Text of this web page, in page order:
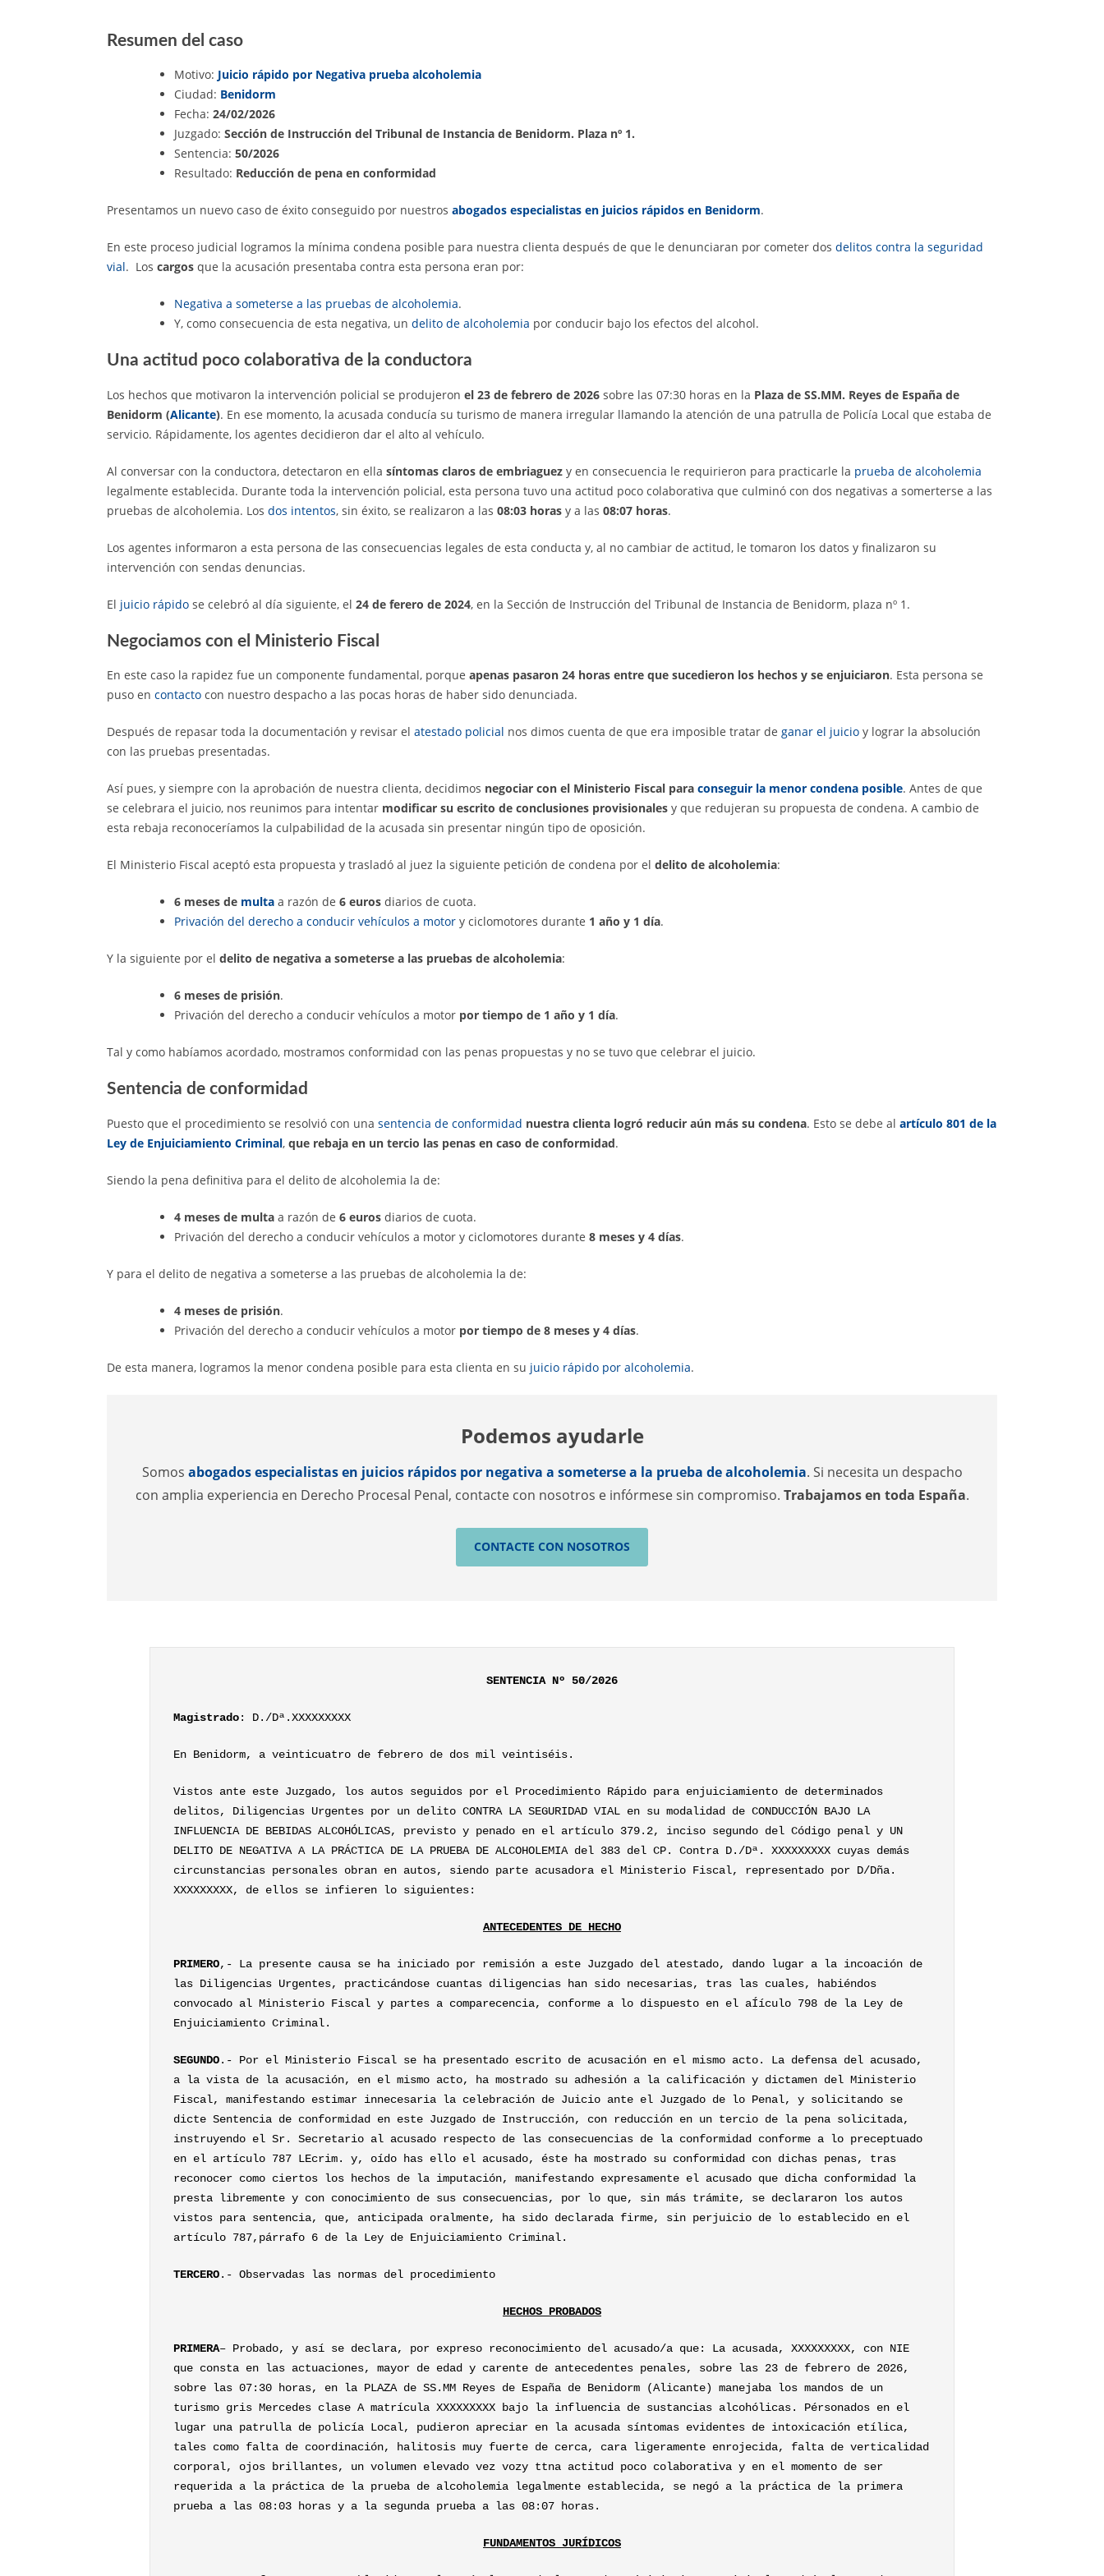
Resumen del caso
Motivo: Juicio rápido por Negativa prueba alcoholemia
Ciudad: Benidorm
Fecha: 24/02/2026
Juzgado: Sección de Instrucción del Tribunal de Instancia de Benidorm. Plaza nº 1.
Sentencia: 50/2026
Resultado: Reducción de pena en conformidad
Presentamos un nuevo caso de éxito conseguido por nuestros abogados especialistas en juicios rápidos en Benidorm.
En este proceso judicial logramos la mínima condena posible para nuestra clienta después de que le denunciaran por cometer dos delitos contra la seguridad
vial. Los cargos que la acusación presentaba contra esta persona eran por:
Negativa a someterse a las pruebas de alcoholemia.
Y, como consecuencia de esta negativa, un delito de alcoholemia por conducir bajo los efectos del alcohol.
Una actitud poco colaborativa de la conductora
Los hechos que motivaron la intervención policial se produjeron el 23 de febrero de 2026 sobre las 07:30 horas en la Plaza de SS.MM. Reyes de España de
Benidorm (Alicante). En ese momento, la acusada conducía su turismo de manera irregular llamando la atención de una patrulla de Policía Local que estaba de
servicio. Rápidamente, los agentes decidieron dar el alto al vehículo.
Al conversar con la conductora, detectaron en ella síntomas claros de embriaguez y en consecuencia le requirieron para practicarle la prueba de alcoholemia
legalmente establecida. Durante toda la intervención policial, esta persona tuvo una actitud poco colaborativa que culminó con dos negativas a somerterse a las
pruebas de alcoholemia. Los dos intentos, sin éxito, se realizaron a las 08:03 horas y a las 08:07 horas.
Los agentes informaron a esta persona de las consecuencias legales de esta conducta y, al no cambiar de actitud, le tomaron los datos y finalizaron su
intervención con sendas denuncias.
El juicio rápido se celebró al día siguiente, el 24 de ferero de 2024, en la Sección de Instrucción del Tribunal de Instancia de Benidorm, plaza nº 1.
Negociamos con el Ministerio Fiscal
En este caso la rapidez fue un componente fundamental, porque apenas pasaron 24 horas entre que sucedieron los hechos y se enjuiciaron. Esta persona se
puso en contacto con nuestro despacho a las pocas horas de haber sido denunciada.
Después de repasar toda la documentación y revisar el atestado policial nos dimos cuenta de que era imposible tratar de ganar el juicio y lograr la absolución
con las pruebas presentadas.
Así pues, y siempre con la aprobación de nuestra clienta, decidimos negociar con el Ministerio Fiscal para conseguir la menor condena posible. Antes de que
se celebrara el juicio, nos reunimos para intentar modificar su escrito de conclusiones provisionales y que redujeran su propuesta de condena. A cambio de
esta rebaja reconoceríamos la culpabilidad de la acusada sin presentar ningún tipo de oposición.
El Ministerio Fiscal aceptó esta propuesta y trasladó al juez la siguiente petición de condena por el delito de alcoholemia:
6 meses de multa a razón de 6 euros diarios de cuota.
Privación del derecho a conducir vehículos a motor y ciclomotores durante 1 año y 1 día.
Y la siguiente por el delito de negativa a someterse a las pruebas de alcoholemia:
6 meses de prisión.
Privación del derecho a conducir vehículos a motor por tiempo de 1 año y 1 día.
Tal y como habíamos acordado, mostramos conformidad con las penas propuestas y no se tuvo que celebrar el juicio.
Sentencia de conformidad
Puesto que el procedimiento se resolvió con una sentencia de conformidad nuestra clienta logró reducir aún más su condena. Esto se debe al artículo 801 de la
Ley de Enjuiciamiento Criminal, que rebaja en un tercio las penas en caso de conformidad.
Siendo la pena definitiva para el delito de alcoholemia la de:
4 meses de multa a razón de 6 euros diarios de cuota.
Privación del derecho a conducir vehículos a motor y ciclomotores durante 8 meses y 4 días.
Y para el delito de negativa a someterse a las pruebas de alcoholemia la de:
4 meses de prisión.
Privación del derecho a conducir vehículos a motor por tiempo de 8 meses y 4 días.
De esta manera, logramos la menor condena posible para esta clienta en su juicio rápido por alcoholemia.
Podemos ayudarle
Somos abogados especialistas en juicios rápidos por negativa a someterse a la prueba de alcoholemia. Si necesita un despacho
con amplia experiencia en Derecho Procesal Penal, contacte con nosotros e infórmese sin compromiso. Trabajamos en toda España.
CONTACTE CON NOSOTROS
SENTENCIA Nº 50/2026
Magistrado: D./Dª.XXXXXXXXX
En Benidorm, a veinticuatro de febrero de dos mil veintiséis.
Vistos ante este Juzgado, los autos seguidos por el Procedimiento Rápido para enjuiciamiento de determinados
delitos, Diligencias Urgentes por un delito CONTRA LA SEGURIDAD VIAL en su modalidad de CONDUCCIÓN BAJO LA
INFLUENCIA DE BEBIDAS ALCOHÓLICAS, previsto y penado en el artículo 379.2, inciso segundo del Código penal y UN
DELITO DE NEGATIVA A LA PRÁCTICA DE LA PRUEBA DE ALCOHOLEMIA del 383 del CP. Contra D./Dª. XXXXXXXXX cuyas demás
circunstancias personales obran en autos, siendo parte acusadora el Ministerio Fiscal, representado por D/Dña.
XXXXXXXXX, de ellos se infieren lo siguientes:
ANTECEDENTES DE HECHO
PRIMERO,- La presente causa se ha iniciado por remisión a este Juzgado del atestado, dando lugar a la incoación de
las Diligencias Urgentes, practicándose cuantas diligencias han sido necesarias, tras las cuales, habiéndos
convocado al Ministerio Fiscal y partes a comparecencia, conforme a lo dispuesto en el aÍículo 798 de la Ley de
Enjuiciamiento Criminal.
SEGUNDO.- Por el Ministerio Fiscal se ha presentado escrito de acusación en el mismo acto. La defensa del acusado,
a la vista de la acusación, en el mismo acto, ha mostrado su adhesión a la calificación y dictamen del Ministerio
Fiscal, manifestando estimar innecesaria la celebración de Juicio ante el Juzgado de lo Penal, y solicitando se
dicte Sentencia de conformidad en este Juzgado de Instrucción, con reducción en un tercio de la pena solicitada,
instruyendo el Sr. Secretario al acusado respecto de las consecuencias de la conformidad conforme a lo preceptuado
en el artículo 787 LEcrim. y, oído has ello el acusado, éste ha mostrado su conformidad con dichas penas, tras
reconocer como ciertos los hechos de la imputación, manifestando expresamente el acusado que dicha conformidad la
presta libremente y con conocimiento de sus consecuencias, por lo que, sin más trámite, se declararon los autos
vistos para sentencia, que, anticipada oralmente, ha sido declarada firme, sin perjuicio de lo establecido en el
artículo 787,párrafo 6 de la Ley de Enjuiciamiento Criminal.
TERCERO.- Observadas las normas del procedimiento
HECHOS PROBADOS
PRIMERA– Probado, y así se declara, por expreso reconocimiento del acusado/a que: La acusada, XXXXXXXXX, con NIE
que consta en las actuaciones, mayor de edad y carente de antecedentes penales, sobre las 23 de febrero de 2026,
sobre las 07:30 horas, en la PLAZA de SS.MM Reyes de España de Benidorm (Alicante) manejaba los mandos de un
turismo gris Mercedes clase A matrícula XXXXXXXXX bajo la influencia de sustancias alcohólicas. Pérsonados en el
lugar una patrulla de policía Local, pudieron apreciar en la acusada síntomas evidentes de intoxicación etílica,
tales como falta de coordinación, halitosis muy fuerte de cerca, cara ligeramente enrojecida, falta de verticalidad
corporal, ojos brillantes, un volumen elevado vez vozy ttna actitud poco colaborativa y en el momento de ser
requerida a la práctica de la prueba de alcoholemia legalmente establecida, se negó a la práctica de la primera
prueba a las 08:03 horas y a la segunda prueba a las 08:07 horas.
FUNDAMENTOS JURÍDICOS